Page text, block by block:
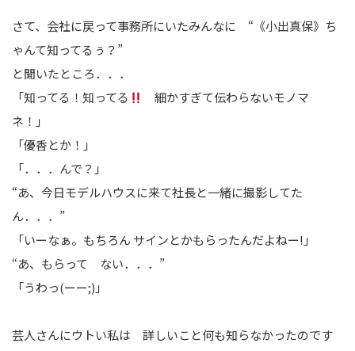
さて、会社に戻って事務所にいたみんなに “《小出真保》ち
ゃんて知ってるぅ？”
と聞いたところ．．．
「知ってる！知ってる
細かすぎて伝わらないモノマ
ネ！」
「優香とか！」
「．．．んで？」
“あ、今日モデルハウスに来て社長と一緒に撮影してた
ん．．．”
「いーなぁ。もちろん サインとかもらったんだよねー!」
“あ、もらって ない．．．”
「うわっ(ーー;)」
芸人さんにウトい私は 詳しいこと何も知らなかったのです